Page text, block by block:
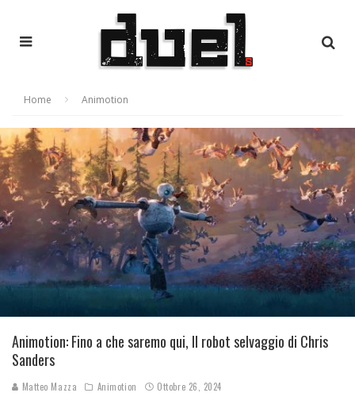
Home Animotion
Animotion: Fino a che saremo qui, Il robot selvaggio di Chris
Sanders
Matteo Mazza Animotion Ottobre 26, 2024